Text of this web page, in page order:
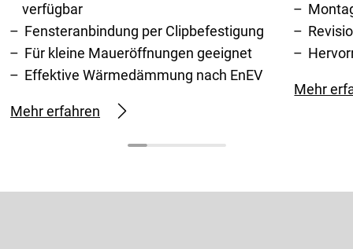
verfügbar
Fensteranbindung per Clipbefestigung
Für kleine Maueröffnungen geeignet
Effektive Wärmedämmung nach EnEV
Mehr erfahren
Mehr